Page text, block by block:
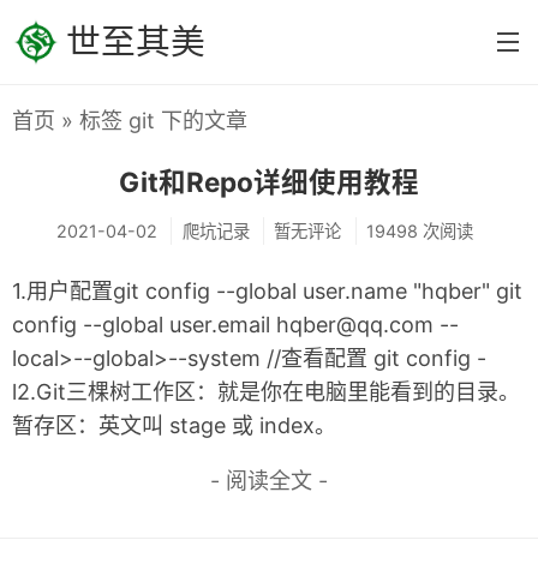
世至其美
分类
系统之美
Linux内核设计
Linux设备驱动
Linux源码剖析
编程之美
C/C++
首页 » 标签 git 下的文章
Git和Repo详细使用教程
2021-04-02 爬坑记录 暂无评论 19498 次阅读
1.用户配置git config --global user.name "hqber" git
config --global user.email hqber@qq.com --
local>--global>--system //查看配置 git config -
l2.Git三棵树工作区：就是你在电脑里能看到的目录。
暂存区：英文叫 stage 或 index。
- 阅读全文 -